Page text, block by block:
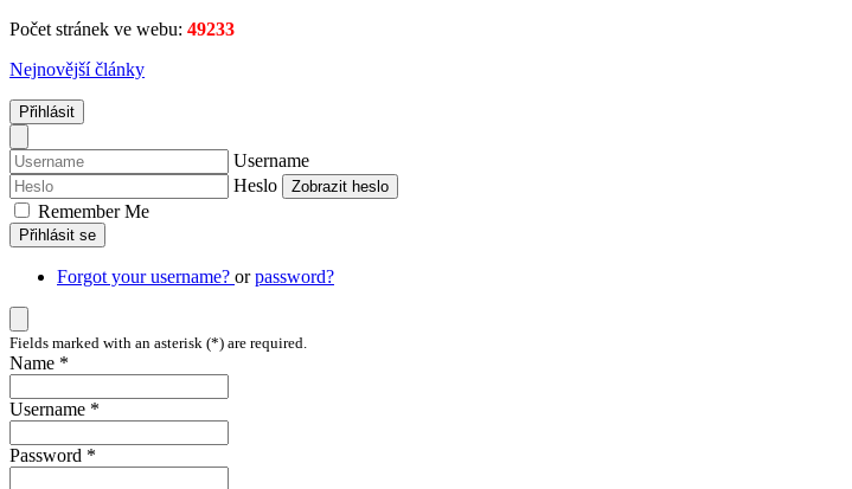
Počet stránek ve webu: 49233
Nejnovější články
Přihlásit
Username
Heslo
Zobrazit heslo
Remember Me
Přihlásit se
Forgot your username? orpassword?
Fields marked with an asterisk (*) are required.
Name *
Username *
Password *